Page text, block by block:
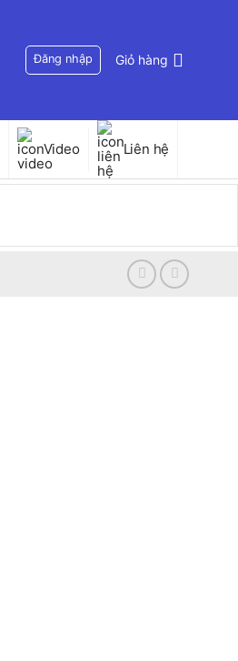
Đăng nhập Giỏ hàng
Video Liên hệ